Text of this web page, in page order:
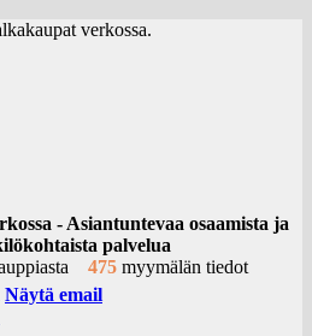
verkossa.
- Asiantuntevaa osaamista ja
palvelua
475 myymälän tiedot
Näytä email